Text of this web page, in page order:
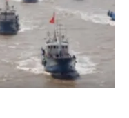
輔助活動皆會釋放一